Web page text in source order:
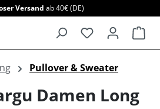
Versand ab 40€ (DE)
Pullover & Sweater
Damen Long